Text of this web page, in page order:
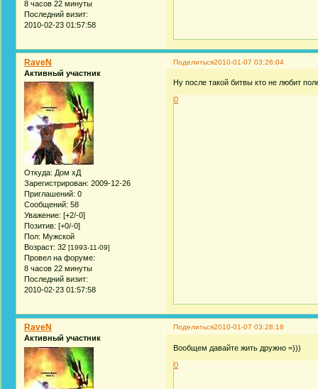
8 часов 22 минуты
Последний визит:
2010-02-23 01:57:58
Поделиться2010-01-07 03:26:04
RaveN
Активный участник
Откуда: Дом хД
Зарегистрирован: 2009-12-26
Приглашений: 0
Сообщений: 58
Уважение: [+2/-0]
Позитив: [+0/-0]
Пол: Мужской
Возраст: 32 [1993-11-09]
Провел на форуме:
8 часов 22 минуты
Последний визит:
2010-02-23 01:57:58
Ну после такой битвы кто не любит
0
Поделиться2010-01-07 03:28:18
RaveN
Активный участник
Вообщем давайте жить дружно =)))
0